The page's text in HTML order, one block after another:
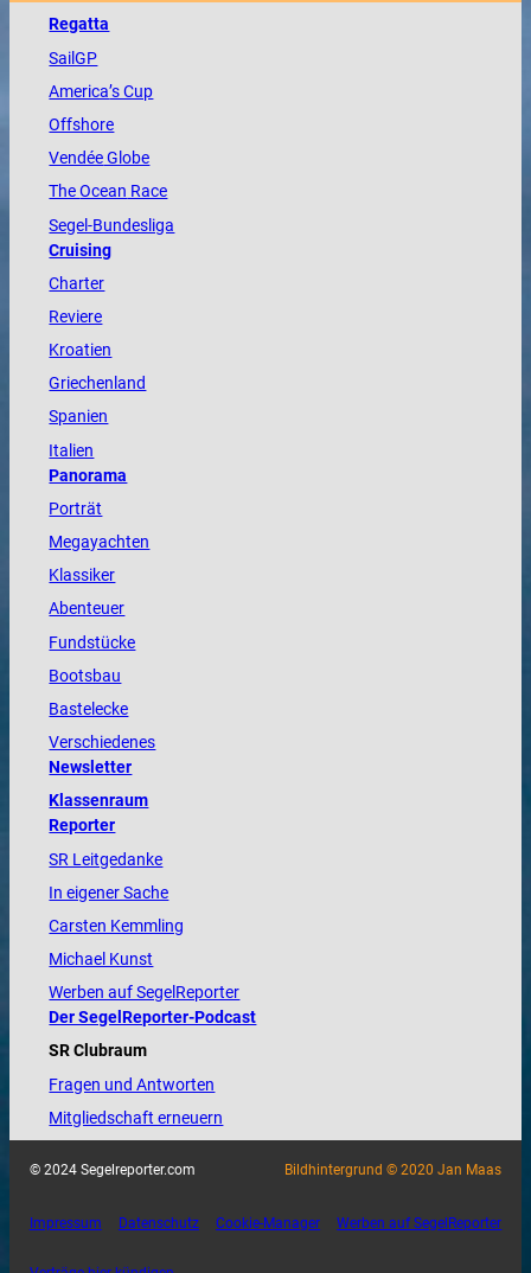
Regatta
SailGP
America’s Cup
Offshore
VendéeGlobe
TheOcean Race
Segel-Bundesliga
Cruising
Charter
Reviere
Kroatien
Griechenland
Spanien
Italien
Panorama
Porträt
Megayachten
Klassiker
Abenteuer
Fundstücke
Bootsbau
Bastelecke
Verschiedenes
Newsletter
Klassenraum
Reporter
SR Leitgedanke
In eigener Sache
Carsten Kemmling
Michael Kunst
Werben auf SegelReporter
Der SegelReporter-Podcast
SR Clubraum
Fragen und Antworten
Mitgliedschaft erneuern
© 2024 Segelreporter.com Bildhintergrund © 2020 Jan Maas
Impressum Datenschutz Cookie-Manager Werben auf SegelReporter